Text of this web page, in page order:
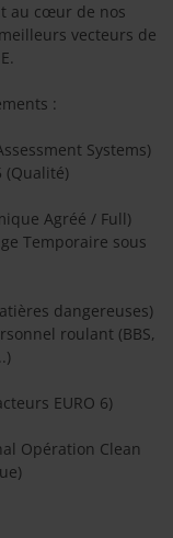
au cœur de nos
vecteurs de
:
Systems)
(Qualité)
Agréé / Full)
Temporaire sous
dangereuses)
roulant (BBS,
EURO 6)
Opération Clean